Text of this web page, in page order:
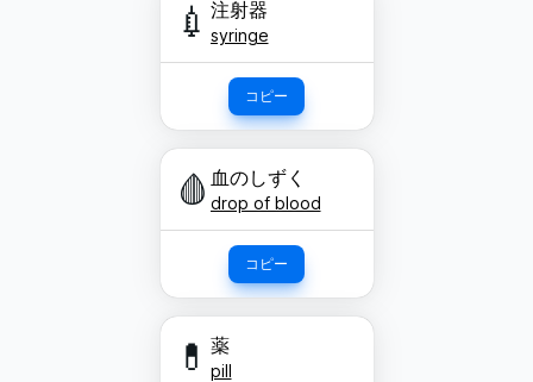
💉 注射器
syringe
コピー
🩸 血のしずく
drop of blood
コピー
💊 薬
pill